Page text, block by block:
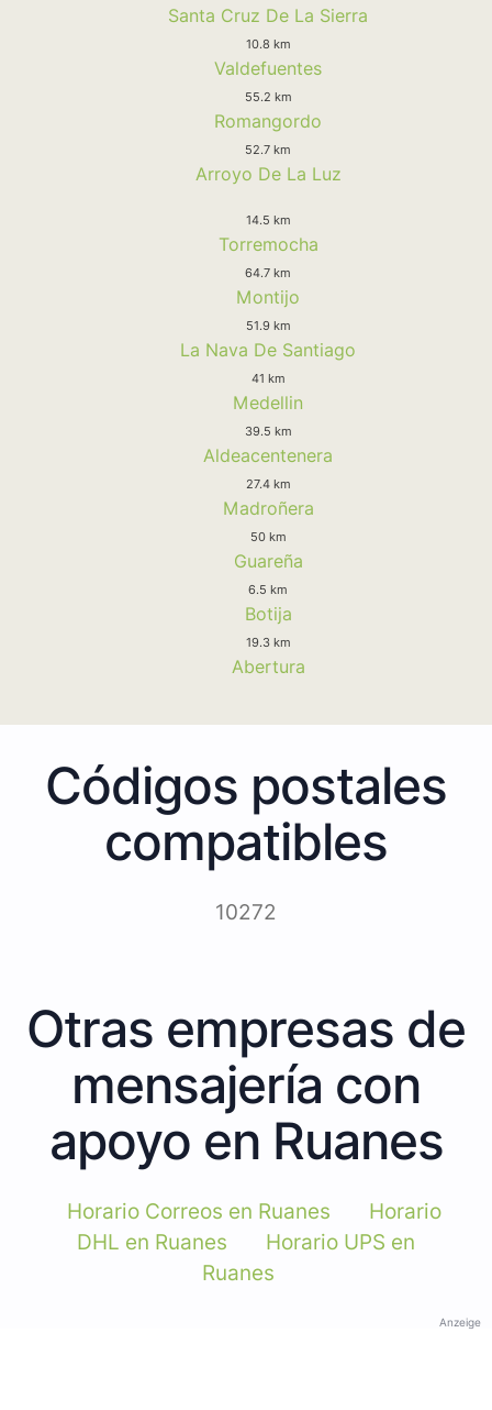
Santa Cruz De La Sierra
10.8 km
Valdefuentes
55.2 km
Romangordo
52.7 km
Arroyo De La Luz
14.5 km
Torremocha
64.7 km
Montijo
51.9 km
La Nava De Santiago
41 km
Medellin
39.5 km
Aldeacentenera
27.4 km
Madroñera
50 km
Guareña
6.5 km
Botija
19.3 km
Abertura
Códigos postales
compatibles
10272
Otras empresas de
mensajería con
apoyo en Ruanes
Horario Correos en Ruanes
Horario
DHL en Ruanes
Horario UPS en
Ruanes
Anzeige